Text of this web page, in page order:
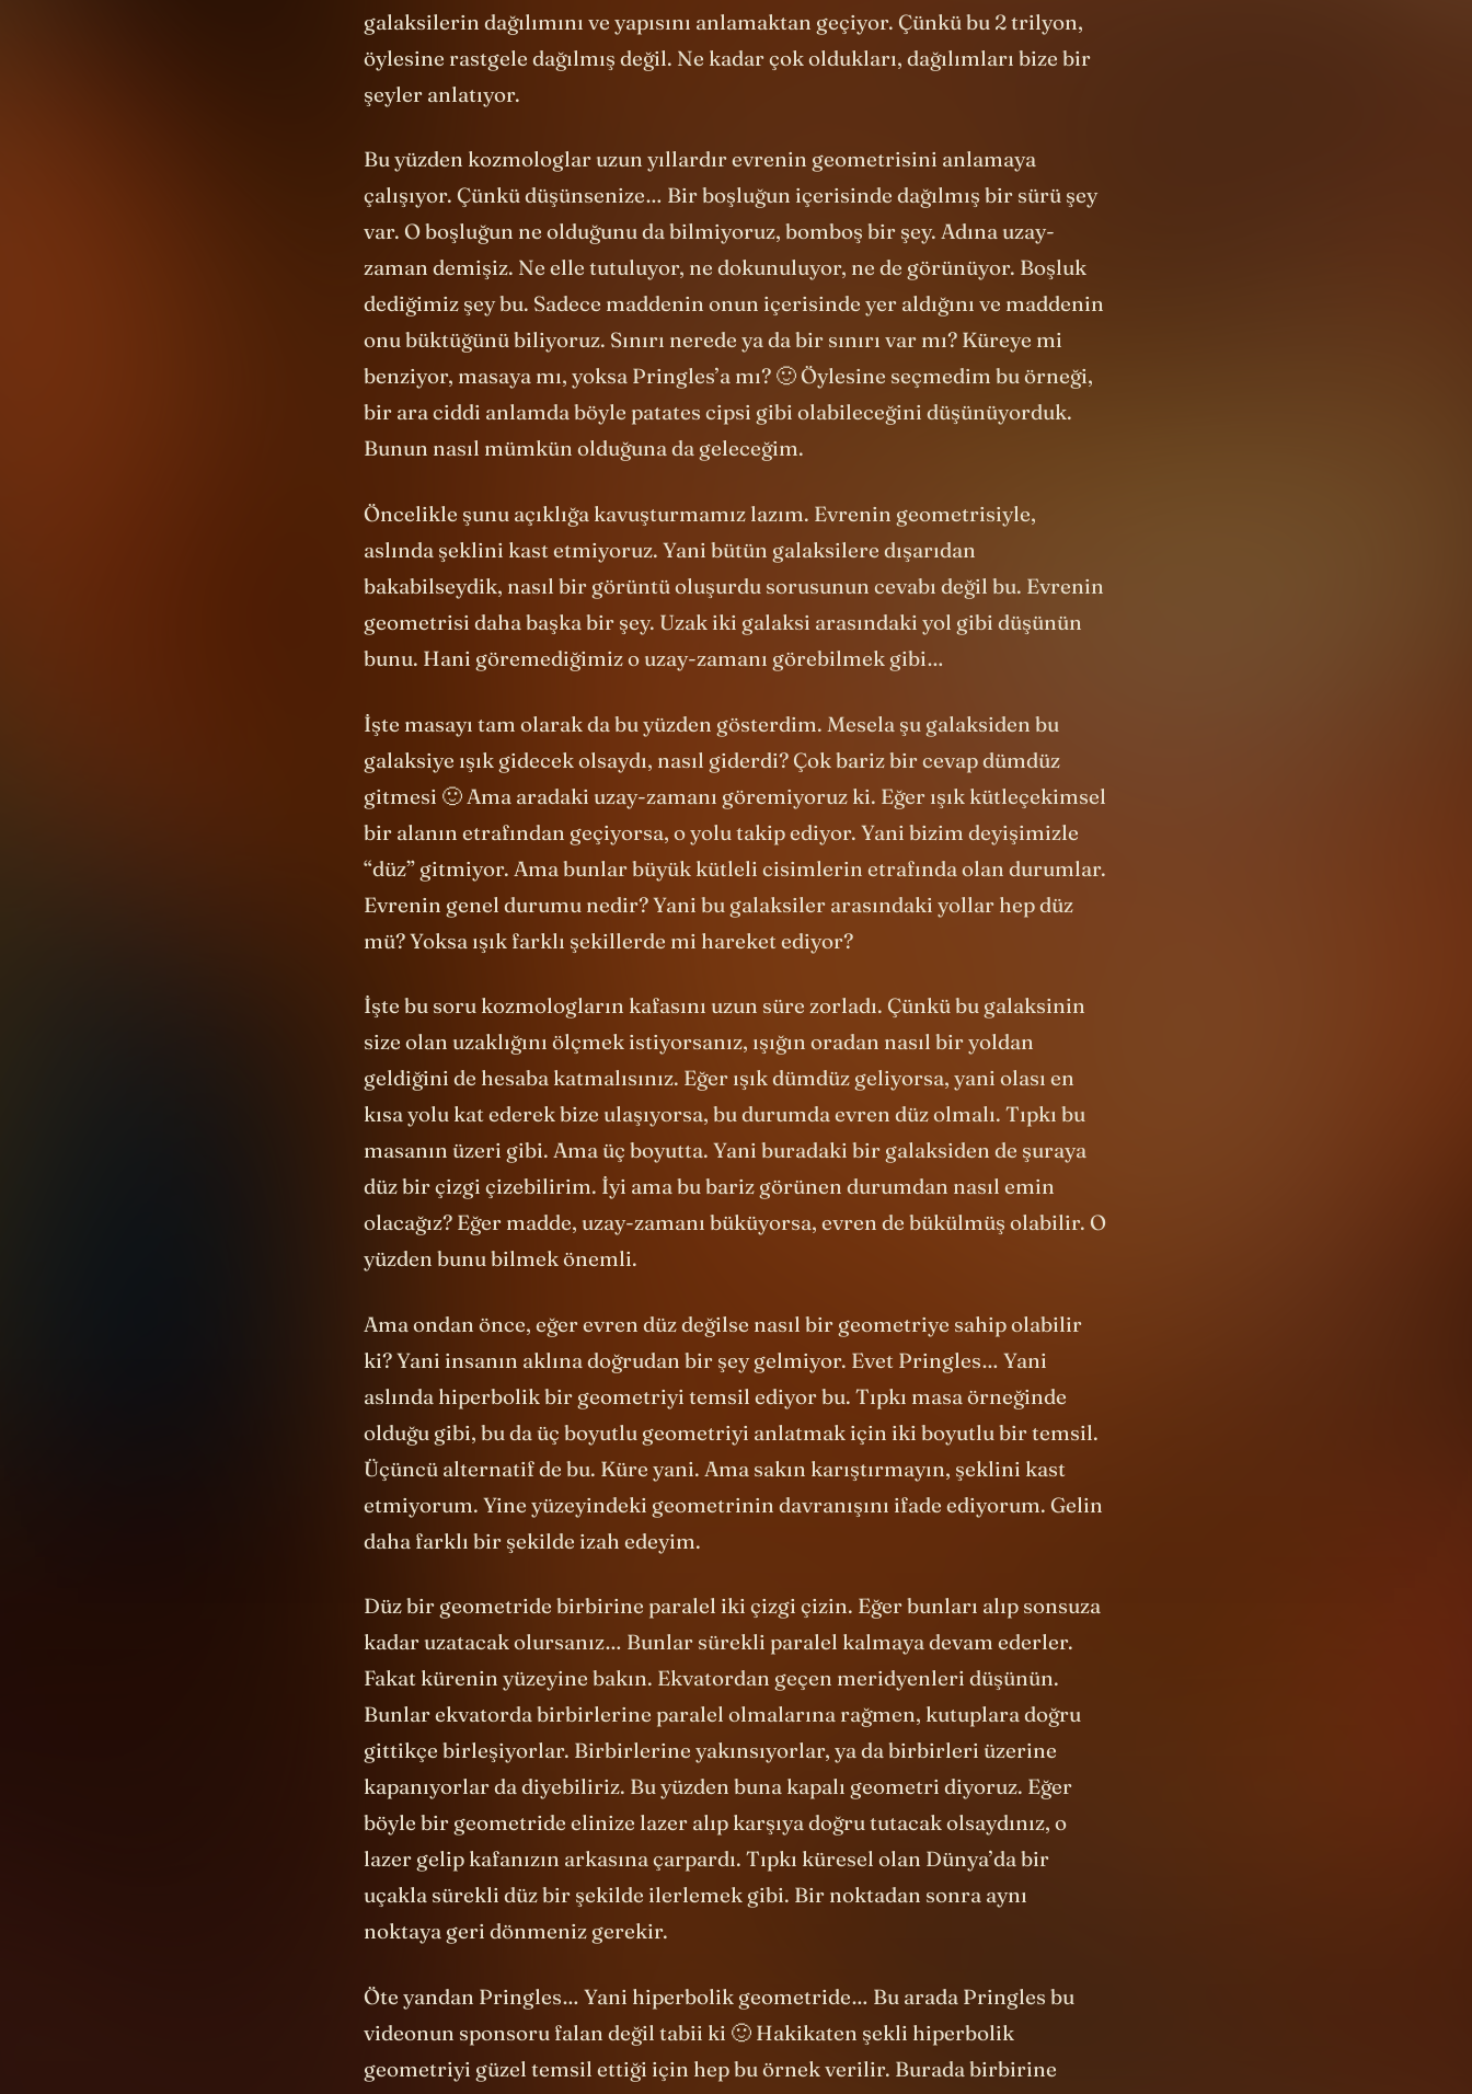
galaksilerin dağılımını ve yapısını anlamaktan geçiyor. Çünkü bu 2 trilyon,
öylesine rastgele dağılmış değil. Ne kadar çok oldukları, dağılımları bize bir
şeyler anlatıyor.
Bu yüzden kozmologlar uzun yıllardır evrenin geometrisini anlamaya
çalışıyor. Çünkü düşünsenize… Bir boşluğun içerisinde dağılmış bir sürü şey
var. O boşluğun ne olduğunu da bilmiyoruz, bomboş bir şey. Adına uzay-
zaman demişiz. Ne elle tutuluyor, ne dokunuluyor, ne de görünüyor. Boşluk
dediğimiz şey bu. Sadece maddenin onun içerisinde yer aldığını ve maddenin
onu büktüğünü biliyoruz. Sınırı nerede ya da bir sınırı var mı? Küreye mi
benziyor, masaya mı, yoksa Pringles’a mı? 🙂 Öylesine seçmedim bu örneği,
bir ara ciddi anlamda böyle patates cipsi gibi olabileceğini düşünüyorduk.
Bunun nasıl mümkün olduğuna da geleceğim.
Öncelikle şunu açıklığa kavuşturmamız lazım. Evrenin geometrisiyle,
aslında şeklini kast etmiyoruz. Yani bütün galaksilere dışarıdan
bakabilseydik, nasıl bir görüntü oluşurdu sorusunun cevabı değil bu. Evrenin
geometrisi daha başka bir şey. Uzak iki galaksi arasındaki yol gibi düşünün
bunu. Hani göremediğimiz o uzay-zamanı görebilmek gibi…
İşte masayı tam olarak da bu yüzden gösterdim. Mesela şu galaksiden bu
galaksiye ışık gidecek olsaydı, nasıl giderdi? Çok bariz bir cevap dümdüz
gitmesi 🙂 Ama aradaki uzay-zamanı göremiyoruz ki. Eğer ışık kütleçekimsel
bir alanın etrafından geçiyorsa, o yolu takip ediyor. Yani bizim deyişimizle
“düz” gitmiyor. Ama bunlar büyük kütleli cisimlerin etrafında olan durumlar.
Evrenin genel durumu nedir? Yani bu galaksiler arasındaki yollar hep düz
mü? Yoksa ışık farklı şekillerde mi hareket ediyor?
İşte bu soru kozmologların kafasını uzun süre zorladı. Çünkü bu galaksinin
size olan uzaklığını ölçmek istiyorsanız, ışığın oradan nasıl bir yoldan
geldiğini de hesaba katmalısınız. Eğer ışık dümdüz geliyorsa, yani olası en
kısa yolu kat ederek bize ulaşıyorsa, bu durumda evren düz olmalı. Tıpkı bu
masanın üzeri gibi. Ama üç boyutta. Yani buradaki bir galaksiden de şuraya
düz bir çizgi çizebilirim. İyi ama bu bariz görünen durumdan nasıl emin
olacağız? Eğer madde, uzay-zamanı büküyorsa, evren de bükülmüş olabilir. O
yüzden bunu bilmek önemli.
Ama ondan önce, eğer evren düz değilse nasıl bir geometriye sahip olabilir
ki? Yani insanın aklına doğrudan bir şey gelmiyor. Evet Pringles… Yani
aslında hiperbolik bir geometriyi temsil ediyor bu. Tıpkı masa örneğinde
olduğu gibi, bu da üç boyutlu geometriyi anlatmak için iki boyutlu bir temsil.
Üçüncü alternatif de bu. Küre yani. Ama sakın karıştırmayın, şeklini kast
etmiyorum. Yine yüzeyindeki geometrinin davranışını ifade ediyorum. Gelin
daha farklı bir şekilde izah edeyim.
Düz bir geometride birbirine paralel iki çizgi çizin. Eğer bunları alıp sonsuza
kadar uzatacak olursanız… Bunlar sürekli paralel kalmaya devam ederler.
Fakat kürenin yüzeyine bakın. Ekvatordan geçen meridyenleri düşünün.
Bunlar ekvatorda birbirlerine paralel olmalarına rağmen, kutuplara doğru
gittikçe birleşiyorlar. Birbirlerine yakınsıyorlar, ya da birbirleri üzerine
kapanıyorlar da diyebiliriz. Bu yüzden buna kapalı geometri diyoruz. Eğer
böyle bir geometride elinize lazer alıp karşıya doğru tutacak olsaydınız, o
lazer gelip kafanızın arkasına çarpardı. Tıpkı küresel olan Dünya’da bir
uçakla sürekli düz bir şekilde ilerlemek gibi. Bir noktadan sonra aynı
noktaya geri dönmeniz gerekir.
Öte yandan Pringles… Yani hiperbolik geometride… Bu arada Pringles bu
videonun sponsoru falan değil tabii ki 🙂 Hakikaten şekli hiperbolik
geometriyi güzel temsil ettiği için hep bu örnek verilir. Burada birbirine